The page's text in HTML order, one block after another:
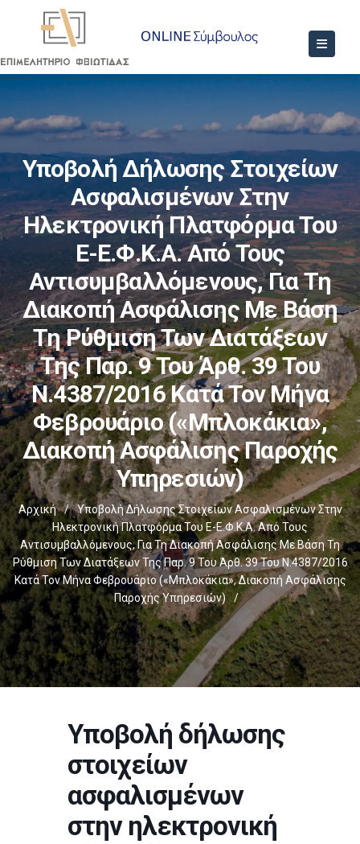
Υποβολή Δήλωσης Στοιχείων
Ασφαλισμένων Στην
Ηλεκτρονική Πλατφόρμα Του
E-Ε.Φ.Κ.Α. Από Τους
Αντισυμβαλλόμενους, Για Τη
Διακοπή Ασφάλισης Με Βάση
Τη Ρύθμιση Των Διατάξεων
Της Παρ. 9 Του Άρθ. 39 Του
Ν.4387/2016 Κατά Τον Μήνα
Φεβρουάριο («μπλοκάκια»,
Διακοπή Ασφάλισης Παροχής
Υπηρεσιών)
Αρχική /
Υποβολή Δήλωσης Στοιχείων Ασφαλισμένων Στην
Ηλεκτρονική Πλατφόρμα Του E-Ε.Φ.Κ.Α. Από Τους
Αντισυμβαλλόμενους, Για Τη Διακοπή Ασφάλισης Με Βάση Τη
Ρύθμιση Των Διατάξεων Της Παρ. 9 Του Άρθ. 39 Του Ν.4387/2016
Κατά Τον Μήνα Φεβρουάριο («μπλοκάκια», Διακοπή Ασφάλισης
Παροχής Υπηρεσιών)
/
Υποβολή δήλωσης
στοιχείων
ασφαλισμένων
στην ηλεκτρονική